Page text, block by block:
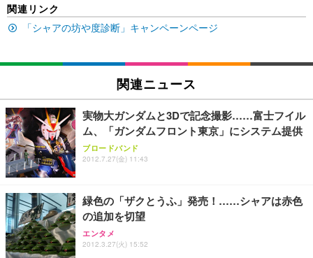
ュチェア 人間工学 疲れない ブラック
￥27,999
Sezlife オフィスチェア デスクチェア 疲れない テレ
ワーク チェア 強化バックレスト 30度ロッキング機
レスト 3Dヘッドレスト ハンガー付き 高反発クッシ
ョン PCチェア 通気性メッシュ ゲーミング/勉強/事
務用 おしゃれ パソコンチェア (ブラック)
￥7,680
Sezlife オフィスチェア デスクチェア 疲れない テレ
レスト 3Dヘッドレスト ハンガー付き 高反発クッシ
ョン PCチェア 通気性メッシュ ゲーミング/勉強/事
務用 おしゃれ パソコンチェア (ホワイト)
￥7,680
ANDWINT オフィスチェア デスクチェア 肘なし メ
イト
【純正品】27"ゲーミングモニター DualSense 充電
フック付き（CFI-ZDM1J）
￥49,979
【整備済み品】Dell E2724HS 27インチ 液晶モニタ
応 ComfortView ビジネス向け
￥15,800
【MiniLED/24.5inch/280Hz/FHD】GRAPHT THE S
x2袋(84枚) ホワイト(吸収面:ライトブルー)
￥3,234
ネオ・ルーライフ ネオ・オムツ L 中型犬用 26枚入
り 単品
￥1,800
Smart Basic(スマートベーシック) 【Amazon.co.jp
￥3,670
アイリスオーヤマ ペットシーツ 超厚型 お徳用 レギ
関連リンク
「シャアの坊や度診断」キャンペーンページ
関連ニュース
実物大ガンダムと3Dで記念撮影……富士フイル
ム、「ガンダムフロント東京」にシステム提供
ブロードバンド
2012.7.27(金) 11:43
緑色の「ザクとうふ」発売！……シャアは赤色
の追加を切望
エンタメ
2012.3.27(火) 15:52